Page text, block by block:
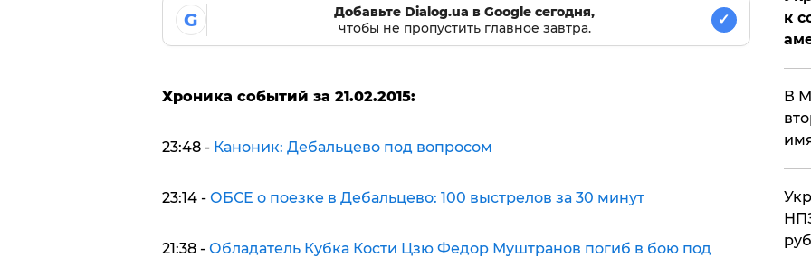
G
Добавьте Dialog.ua в Google сегодня,
чтобы не пропустить главное завтра.
✓
Хроника событий за 21.02.2015:
23:48 - Каноник: Дебальцево под вопросом
23:14 - ОБСЕ о поезке в Дебальцево: 100 выстрелов за 30 минут
21:38 - Обладатель Кубка Кости Цзю Федор Муштранов погиб в бою под
к
В